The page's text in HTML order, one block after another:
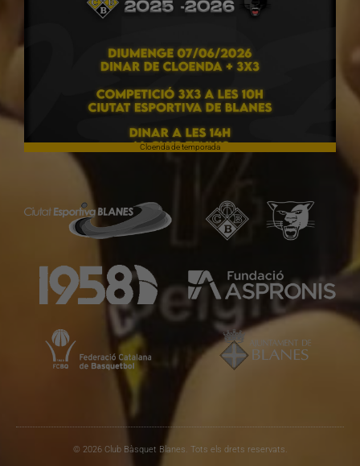
Cloenda de temporada
© 2026 Club Bàsquet Blanes. Tots els drets reservats.